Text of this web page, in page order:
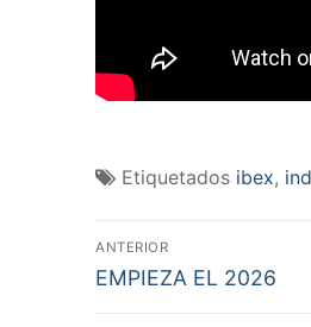
Etiquetados ibex,
Navegación
de
ANTERIOR
Entrada
EMPIEZA EL 2026